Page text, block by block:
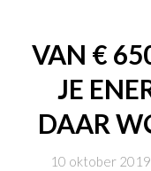
VAN €
JE
DAAR
10 oktober 2019